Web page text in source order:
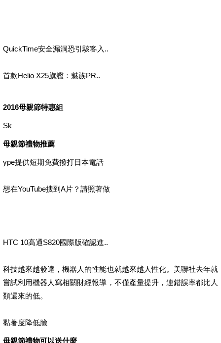
QuickTime安全漏洞恐引駭客入..
首款Helio X25旗艦：魅族PR..
2016母親節特惠組
Sk
母親節禮物推薦
ype提供短期免費撥打日本電話
想在YouTube搜到A片？請照著做
HTC 10高通S820國際版確認進..
科技越來越發達，機器人的性能也就越來越人性化。美聯社去年就
嘗試利用機器人寫相關財經報導，不僅產量提升，連錯誤率都比人
類還來的低。
黏著度降低臉
母親節禮物可以送什麼